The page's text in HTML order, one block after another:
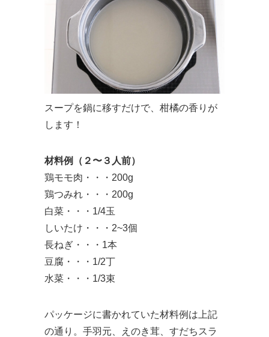
スープを鍋に移すだけで、柑橘の香りが
します！
材料例（２〜３人前）
鶏モモ肉・・・200g
鶏つみれ・・・200g
白菜・・・1/4玉
しいたけ・・・2~3個
長ねぎ・・・1本
豆腐・・・1/2丁
水菜・・・1/3束
パッケージに書かれていた材料例は上記
の通り。手羽元、えのき茸、すだちスラ